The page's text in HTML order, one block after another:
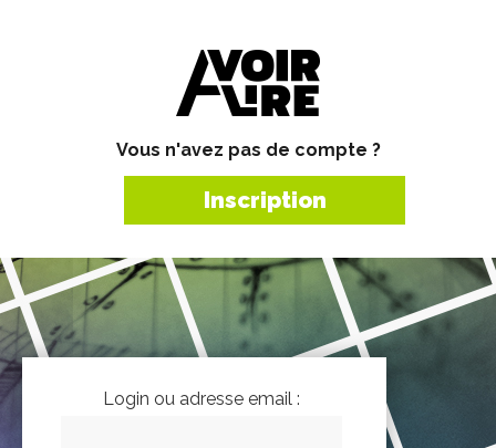
Vous n'avez pas de compte ?
Inscription
Login ou adresse email :